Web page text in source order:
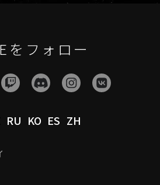
をフォロー
RU KO ES ZH